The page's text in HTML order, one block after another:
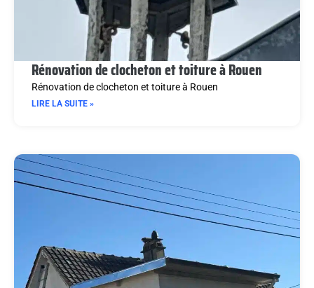
Rénovation de clocheton et toiture à Rouen
Rénovation de clocheton et toiture à Rouen
LIRE LA SUITE »